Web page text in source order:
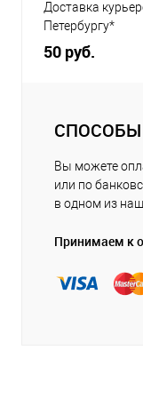
Доставка
Петербургу*
50 руб.
Вы можете
или по
в одном из
Принимаем к